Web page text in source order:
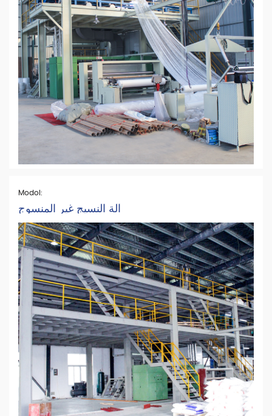
Modol:
آلة النسيج غير المنسوج